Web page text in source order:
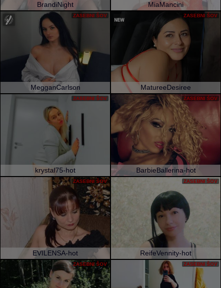
BrandiNight MiaMancini
MegganCarlson
ZASEBNI ŠOV
MatureeDesiree
ZASEBNI ŠOV
krystal75-hot
ZASEBNI ŠOV
BarbieBallerina-hot
ZASEBNI ŠOV
EVILENSA-hot
ZASEBNI ŠOV
ReifeVennity-hot
ZASEBNI ŠOV
ZASEBNI ŠOV ZASEBNI ŠOV